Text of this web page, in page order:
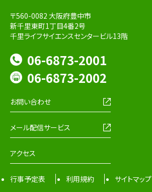
〒560-0082 大阪府豊中市
新千里東町1丁目4番2号
千里ライフサイエンスセンタービル13階
06-6873-2001
06-6873-2002
お問い合わせ
メール配信サービス
アクセス
行事予定表 利用規約 サイトマップ